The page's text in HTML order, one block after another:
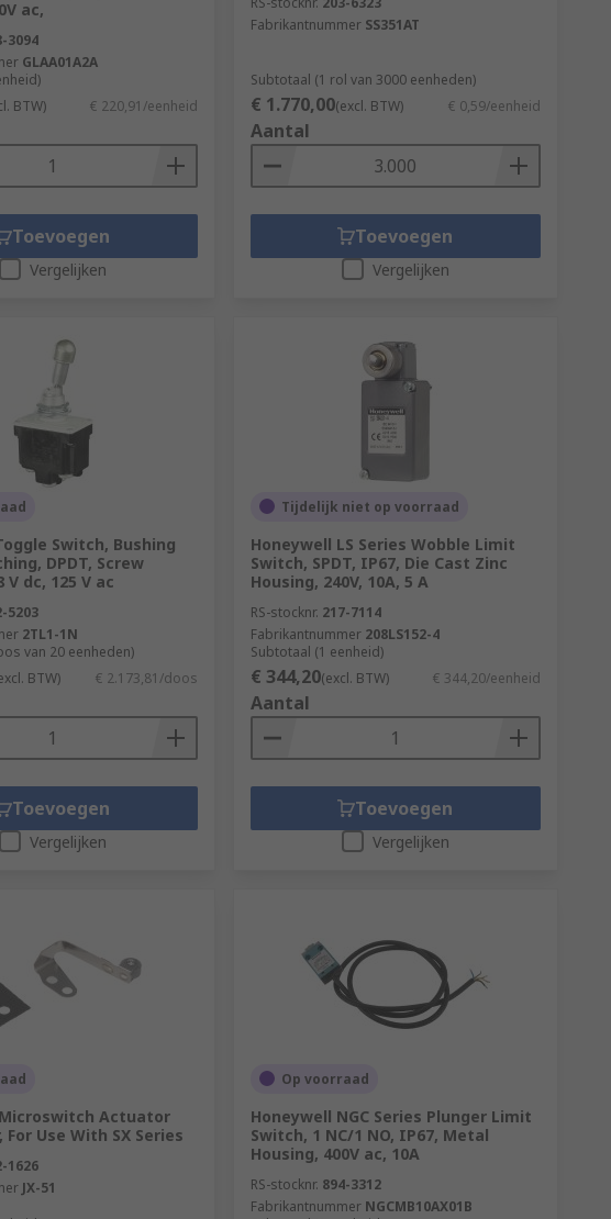
ac,
3094
GLAA01A2A
BTW) € 220,91/eenheid
Toevoegen
Vergelijken
Fabrikantnummer SS351AT
Subtotaal (1 rol van 3000 eenheden)
€ 1.770,00(excl. BTW) € 0,59/eenheid
Aantal
Toevoegen
Vergelijken
Switch, Bushing
DPDT, Screw
dc, 125 V ac
5203
2TL1-1N
van 20 eenheden)
BTW) € 2.173,81/doos
Toevoegen
Vergelijken
Tijdelijk niet op voorraad
Honeywell LS Series Wobble Limit
Switch, SPDT, IP67, Die Cast Zinc
Housing, 240V, 10A, 5 A
RS-stocknr. 217-7114
Fabrikantnummer 208LS152-4
Subtotaal (1 eenheid)
€ 344,20(excl. BTW) € 344,20/eenheid
Aantal
Toevoegen
Vergelijken
Actuator
For Use With SX Series
1626
JX-51
Op voorraad
Honeywell NGC Series Plunger Limit
Switch, 1 NC/1 NO, IP67, Metal
Housing, 400V ac, 10A
RS-stocknr. 894-3312
Fabrikantnummer NGCMB10AX01B